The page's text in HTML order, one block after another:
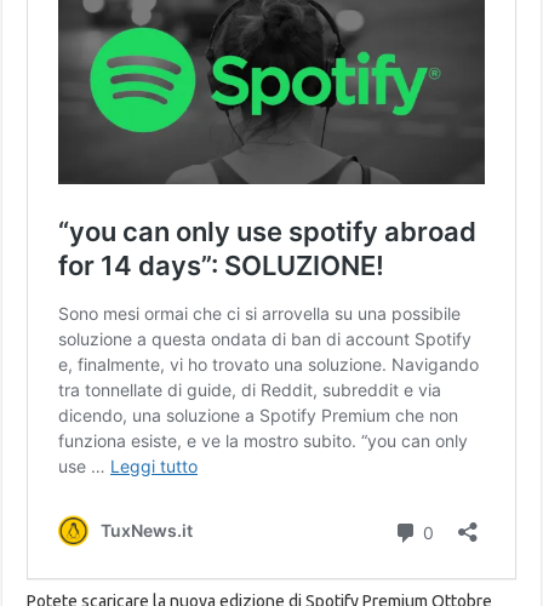
Potete scaricare la nuova edizione di Spotify Premium Ottobre